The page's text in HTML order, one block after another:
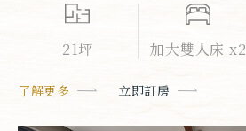
21坪 加大雙人床 x2
了解更多 立即訂房